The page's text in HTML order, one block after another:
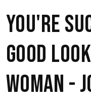
You're
Good
Woman -